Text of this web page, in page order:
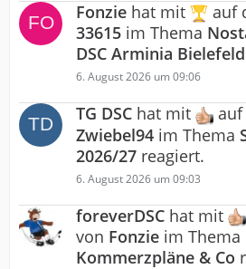
Fonzie hat mit
auf
33615 im Thema
DSC Arminia Bielefeld
6. August 2026 um 09:06
TG DSC hat mit
Zwiebel94 im Thema
2026/27 reagiert.
6. August 2026 um 09:03
foreverDSC hat mit
von Fonzie im Thema
Kommerzpläne & Co